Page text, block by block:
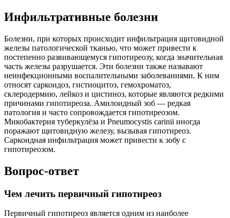
Инфильтративные болезни
Болезни, при которых происходит инфильтрация щитовидной
железы патологической тканью, что может привести к
постепенно развивающемуся гипотиреозу, когда значительная
часть железы разрушается. Эти болезни также называют
неинфекционными воспалительными заболеваниями. К ним
относят саркоидоз, гистиоцитоз, гемохроматоз,
склеродермию, лейкоз и цистиноз, которые являются редкими
причинами гипотиреоза. Амилоидный зоб — редкая
патология и часто сопровождается гипотиреозом.
Микобактерия туберкулёза и Pneumocystis carinii иногда
поражают щитовидную железу, вызывая гипотиреоз.
Саркоидная инфильтрация может привести к зобу с
гипотиреозом.
Вопрос-ответ
Чем лечить первичный гипотиреоз
Первичный гипотиреоз является одним из наиболее